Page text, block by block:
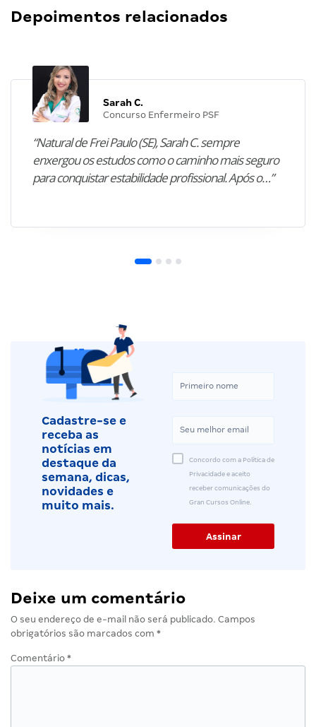
Depoimentos relacionados
Sarah C.
Concurso Enfermeiro PSF
“Natural de Frei Paulo (SE), Sarah C. sempre
enxergou os estudos como o caminho mais seguro
para conquistar estabilidade profissional. Após o…”
Cadastre-se e
receba as
notícias em
destaque da
semana, dicas,
novidades e
muito mais.
Concordo com a Política de
Privacidade e aceito
receber comunicações do
Gran Cursos Online.
Deixe um comentário
O seu endereço de e-mail não será publicado. Campos
obrigatórios são marcados com *
Comentário *